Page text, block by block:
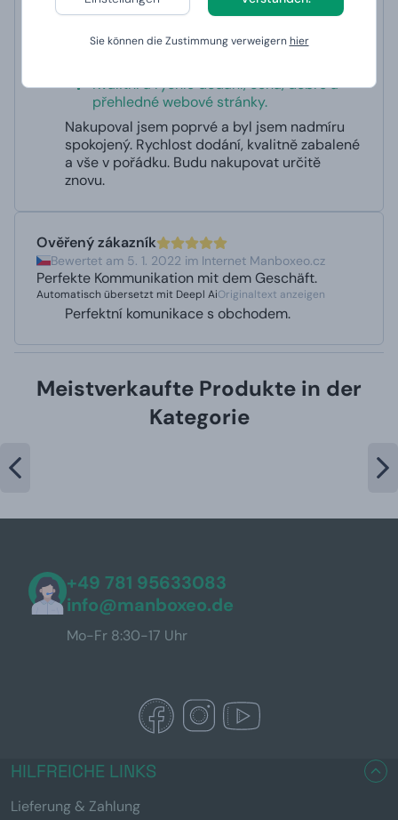
Sie können die Zustimmung verweigernhier
zufrieden. Geschwindigkeit der Lieferung, gut
jeden Fall wieder einkaufen.
Kvalitní a rychle dodání, cena, dobré a
přehledné webové stránky.
Nakupoval jsem poprvé a byl jsem nadmíru
spokojený. Rychlost dodání, kvalitně zabalené
a vše v pořádku. Budu nakupovat určitě
znovu.
Ověřený zákazník
Bewertet am 5. 1. 2022 im Internet Manboxeo.cz
Perfekte Kommunikation mit dem Geschäft.
Automatisch übersetzt mit Deepl AiOriginaltext anzeigen
Perfektní komunikace s obchodem.
Meistverkaufte Produkte in der
Kategorie
+49 781 95633083
info@manboxeo.de
Mo-Fr 8:30-17 Uhr
HILFREICHE LINKS
Lieferung & Zahlung